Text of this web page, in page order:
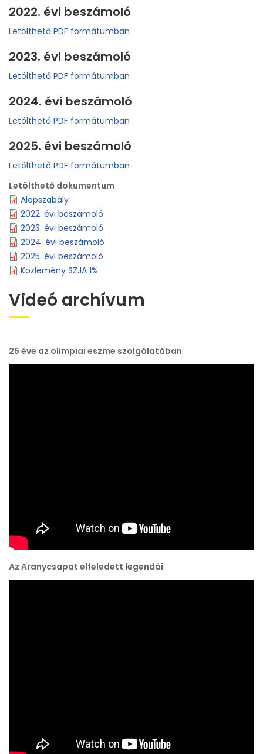
2022. évi beszámoló
Letölthető PDF formátumban
2023. évi beszámoló
Letölthető PDF formátumban
2024. évi beszámoló
Letölthető PDF formátumban
2025. évi beszámoló
Letölthető PDF formátumban
Letölthető dokumentum
Alapszabály
2022. évi beszámoló
2023. évi beszámoló
2024. évi beszámoló
2025. évi beszámoló
Közlemény SZJA 1%
Videó archívum
25 éve az olimpiai eszme szolgálatában
Az Aranycsapat elfeledett legendái